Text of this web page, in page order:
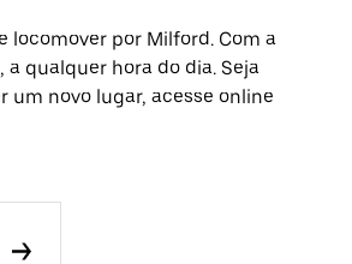
locomover por Milford. Com a
qualquer hora do dia. Seja
um novo lugar, acesse online